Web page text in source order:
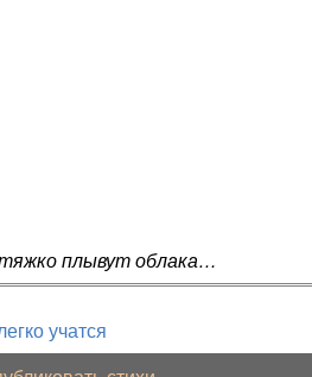
тяжко плывут облака…
учатся